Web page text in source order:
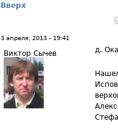
Вверх
3 апреля, 2013 - 19:41
Виктор Сычев д.